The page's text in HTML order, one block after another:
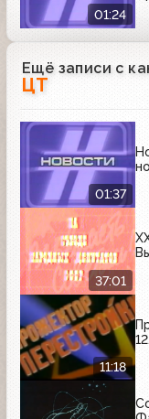
01:24
Ещё записи с
ЦТ
01:37
37:01
11:18